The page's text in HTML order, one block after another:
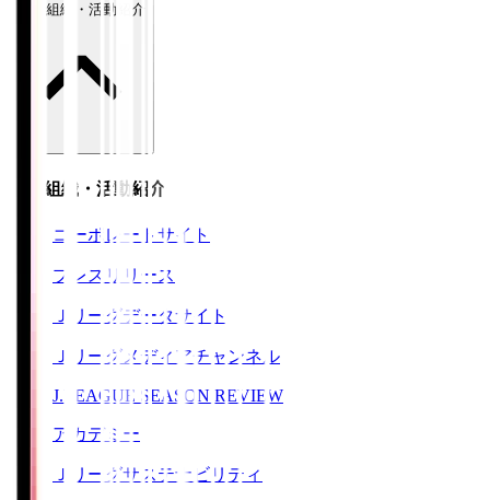
運営組織・活動紹介
運営組織・活動紹介
コーポレートサイト
プレスリリース
Ｊリーグデータサイト
Ｊリーグメディアチャンネル
J.LEAGUE SEASON REVIEW
アカデミー
Ｊリーグサステナビリティ